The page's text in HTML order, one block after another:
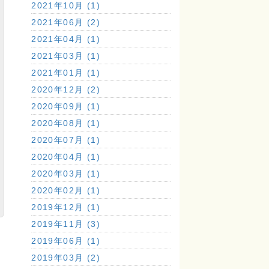
2021年10月 (1)
2021年06月 (2)
2021年04月 (1)
2021年03月 (1)
2021年01月 (1)
2020年12月 (2)
2020年09月 (1)
2020年08月 (1)
2020年07月 (1)
2020年04月 (1)
2020年03月 (1)
2020年02月 (1)
2019年12月 (1)
2019年11月 (3)
2019年06月 (1)
2019年03月 (2)